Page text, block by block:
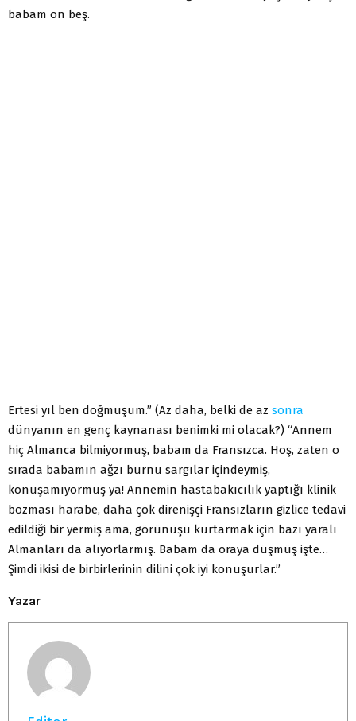
babam on beş.
Ertesi yıl ben doğmuşum.” (Az daha, belki de az sonra
dünyanın en genç kaynanası benimki mi olacak?) “Annem
hiç Almanca bilmiyormuş, babam da Fransızca. Hoş, zaten o
sırada babamın ağzı burnu sargılar içindeymiş,
konuşamıyormuş ya! Annemin hastabakıcılık yaptığı klinik
bozması harabe, daha çok direnişçi Fransızların gizlice tedavi
edildiği bir yermiş ama, görünüşü kurtarmak için bazı yaralı
Almanları da alıyorlarmış. Babam da oraya düşmüş işte…
Şimdi ikisi de birbirlerinin dilini çok iyi konuşurlar.”
Yazar